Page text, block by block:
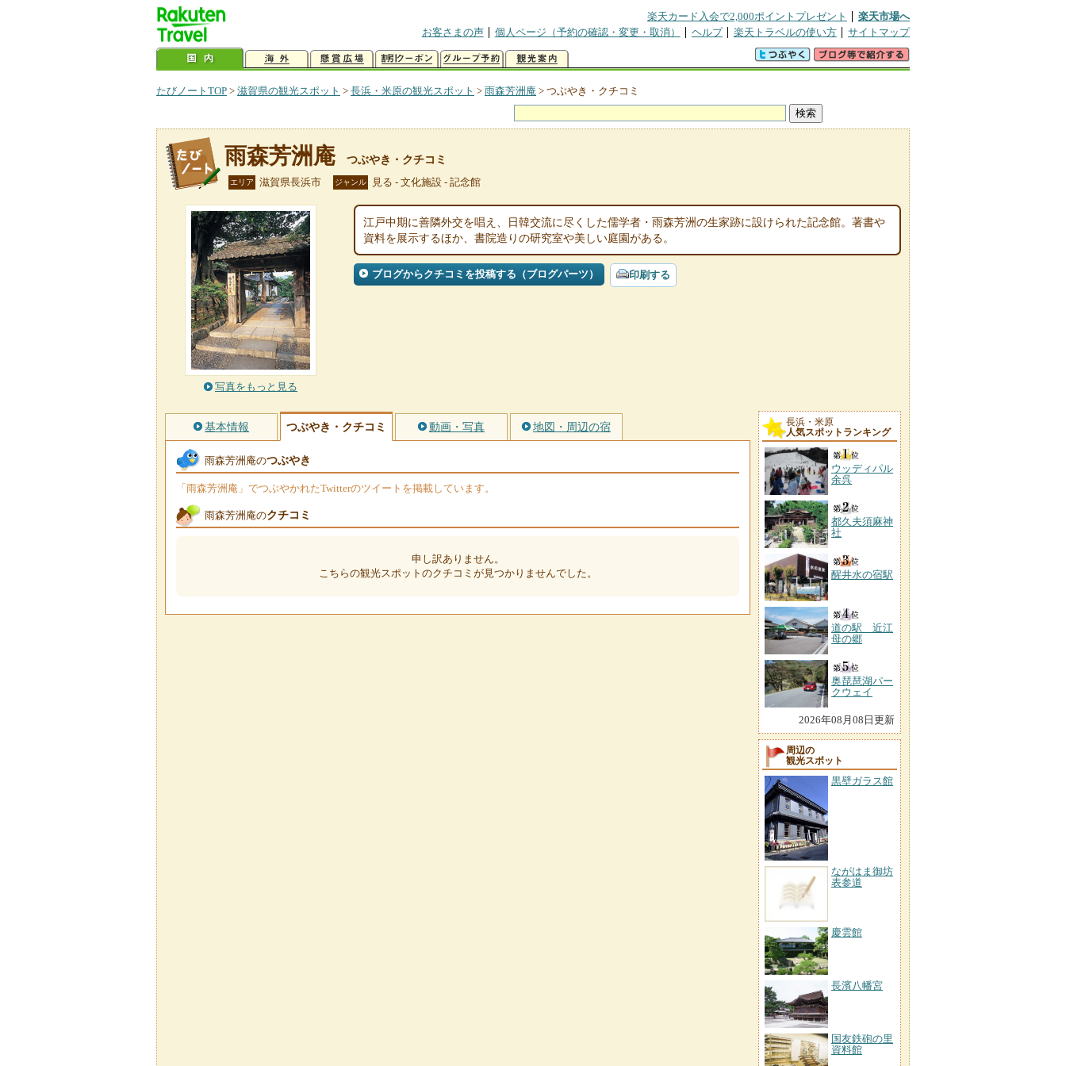
楽天カード入会で2,000ポイントプレゼント
楽天市場へ
お客さまの声
個人ページ（予約の確認・変更・取消） ヘルプ 楽天トラベルの使い方 サイトマップ
たびノートTOP > 滋賀県の観光スポット > 長浜・米原の観光スポット > 雨森芳洲庵 > つぶやき・クチコミ
雨森芳洲庵 つぶやき・クチコミ
エリア 滋賀県長浜市 ジャンル 見る - 文化施設 - 記念館
写真をもっと見る
江戸中期に善隣外交を唱え、日韓交流に尽くした儒学者・雨森芳洲の生家跡に設けられた記念館。著書や
資料を展示するほか、書院造りの研究室や美しい庭園がある。
ブログからクチコミを投稿する（ブログパーツ） 印刷する
基本情報 つぶやき・クチコミ 動画・写真 地図・周辺の宿
雨森芳洲庵のつぶやき
「雨森芳洲庵」でつぶやかれたTwitterのツイートを掲載しています。
雨森芳洲庵のクチコミ
申し訳ありません。
こちらの観光スポットのクチコミが見つかりませんでした。
長浜・米原
人気スポットランキング
ウッディパル
余呉
都久夫須麻神
社
醒井水の宿駅
道の駅 近江
母の郷
奥琵琶湖パー
クウェイ
2026年08月08日更新
周辺の
観光スポット
黒壁ガラス館
ながはま御坊
表参道
慶雲館
長濱八幡宮
国友鉄砲の里
資料館